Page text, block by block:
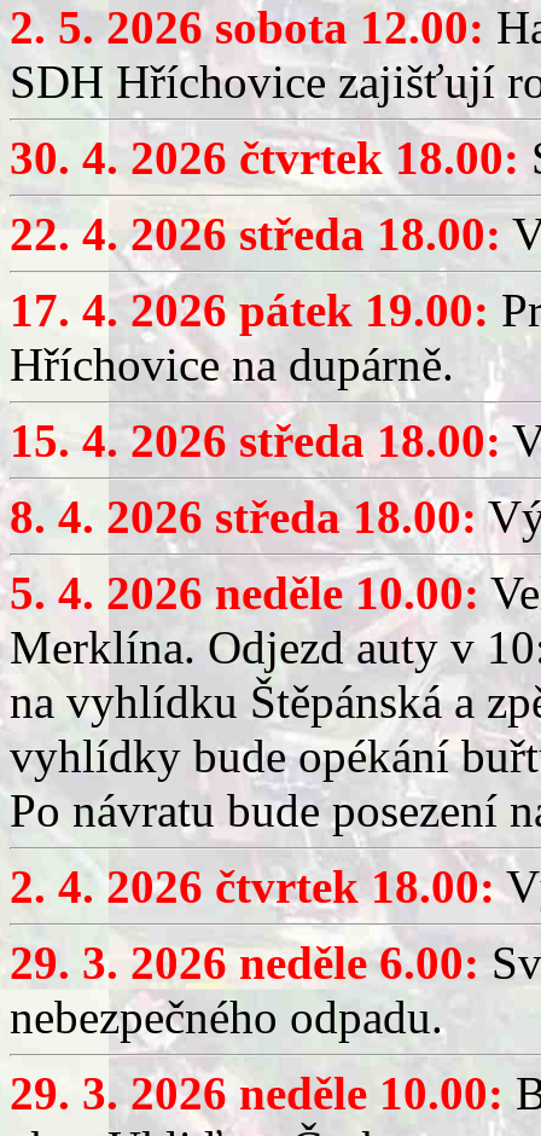
2. 5. 2026 sobota 12.00:
SDH Hříchovice zajišťují
30. 4. 2026 čtvrtek 18.00:
22. 4. 2026 středa 18.00:
17. 4. 2026 pátek 19.00:
Hříchovice na dupárně.
15. 4. 2026 středa 18.00:
8. 4. 2026 středa 18.00:
5. 4. 2026 neděle 10.00:
Merklína. Odjezd auty v
na vyhlídku Štěpánská a
vyhlídky bude opékání
Po návratu bude posezení
2. 4. 2026 čtvrtek 18.00:
29. 3. 2026 neděle 6.00:
nebezpečného odpadu.
29. 3. 2026 neděle 10.00: